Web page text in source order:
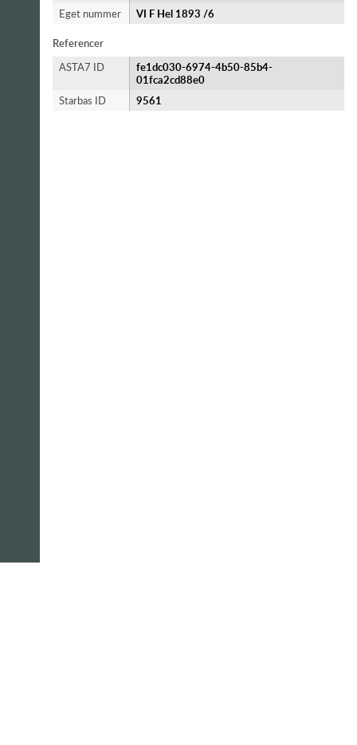
Eget nummer VI F Hel 1893 /6
Referencer
ASTA7 ID
fe1dc030-6974-4b50-85b4-
01fca2cd88e0
Starbas ID
9561